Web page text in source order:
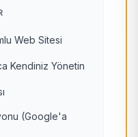
Web Sitesi
Kendiniz Yönetin
(Google'a